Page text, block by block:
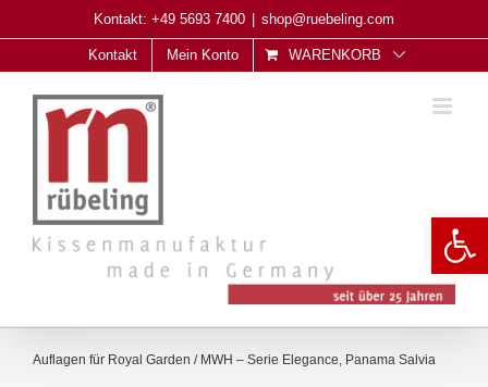
to
Kontakt: +49 5693 7400 shop@ruebeling.com
Kontakt Mein Konto WARENKORB
Auflagen für Royal Garden / MWH – Serie Elegance, Panama Salvia